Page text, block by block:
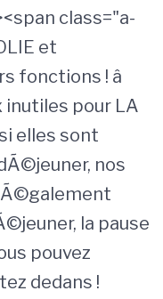
class="a-
et
fonctions ! â
inutiles pour LA
si elles sont
nos
la pause
pouvez
dedans !